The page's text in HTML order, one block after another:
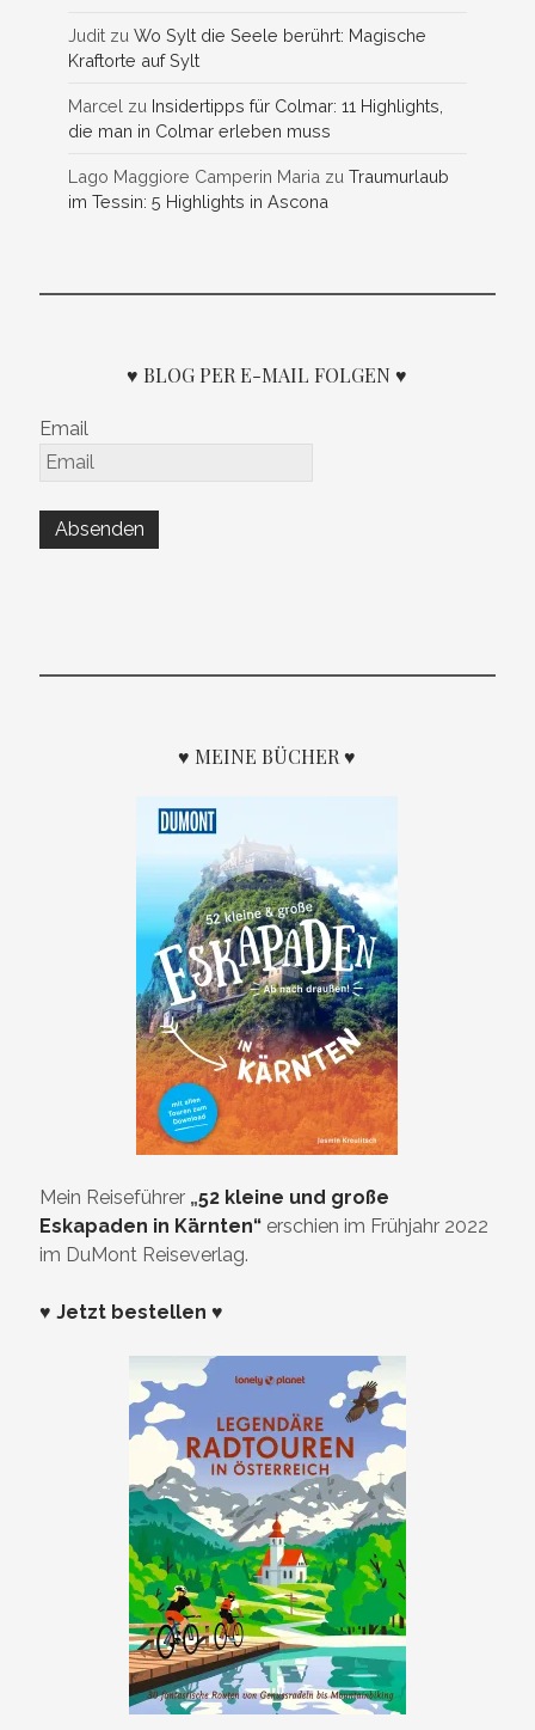
Judit zuWo Sylt die Seele berührt: Magische
Kraftorte auf Sylt
Marcel zu Insidertipps für Colmar: 11 Highlights,
die man in Colmar erleben muss
Lago Maggiore Camperin Maria zuTraumurlaub
im Tessin: 5 Highlights in Ascona
♥ BLOG PER E-MAIL FOLGEN ♥
Email
♥ MEINE BÜCHER ♥
Mein Reiseführer „52 kleine und große
Eskapaden in Kärnten“ erschien im Frühjahr 2022
im DuMont Reiseverlag.
♥ Jetzt bestellen ♥